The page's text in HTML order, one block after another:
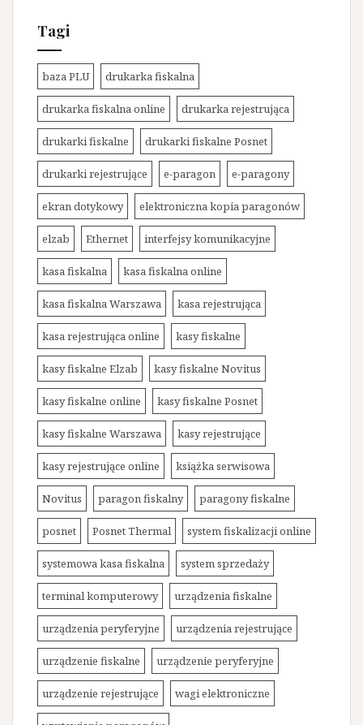
Tagi
baza PLU drukarka fiskalna
drukarka fiskalna online drukarka rejestrująca
drukarki fiskalne drukarki fiskalne Posnet
drukarki rejestrujące e-paragon e-paragony
ekran dotykowy elektroniczna kopia paragonów
elzab Ethernet interfejsy komunikacyjne
kasa fiskalna kasa fiskalna online
kasa fiskalna Warszawa kasa rejestrująca
kasa rejestrująca online kasy fiskalne
kasy fiskalne Elzab kasy fiskalne Novitus
kasy fiskalne online kasy fiskalne Posnet
kasy fiskalne Warszawa kasy rejestrujące
kasy rejestrujące online książka serwisowa
Novitus paragon fiskalny paragony fiskalne
posnet Posnet Thermal system fiskalizacji online
systemowa kasa fiskalna system sprzedaży
terminal komputerowy urządzenia fiskalne
urządzenia peryferyjne urządzenia rejestrujące
urządzenie fiskalne urządzenie peryferyjne
urządzenie rejestrujące wagi elektroniczne